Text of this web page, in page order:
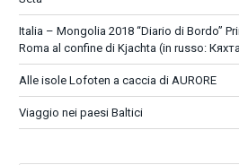
Italia – Mongolia 2018 “Diario di Bordo”
Roma al confine di Kjachta (in russo:
Alle isole Lofoten a caccia di AURORE
Viaggio nei paesi Baltici